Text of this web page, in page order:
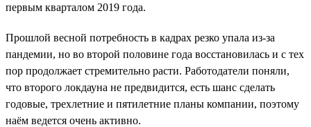
первым кварталом 2019 года.
Прошлой весной потребность в кадрах резко упала из-за
пандемии, но во второй половине года восстановилась и с тех
пор продолжает стремительно расти. Работодатели поняли,
что второго локдауна не предвидится, есть шанс сделать
годовые, трехлетние и пятилетние планы компании, поэтому
наём ведется очень активно.